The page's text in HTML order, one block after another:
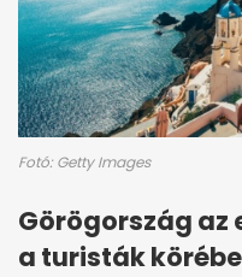
Fotó: Getty Images
Görögország az
a turisták